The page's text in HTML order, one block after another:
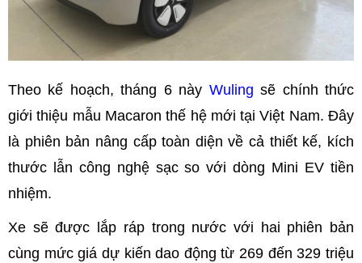
Theo kế hoạch, tháng 6 này Wulingsẽ chính thức
giới thiệu mẫu Macaron thế hệ mới tại Việt Nam. Đây
là phiên bản nâng cấp toàn diện về cả thiết kế, kích
thước lẫn công nghệ sạc so với dòng Mini EV tiền
nhiệm.
Xe sẽ được lắp ráp trong nước với hai phiên bản
cùng mức giá dự kiến dao động từ 269 đến 329 triệu